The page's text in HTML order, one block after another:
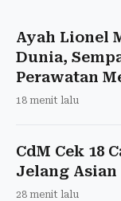
Ayah Lionel
Dunia,
Perawatan
18 menit lalu
CdM Cek 18
Jelang Asian
28 menit lalu